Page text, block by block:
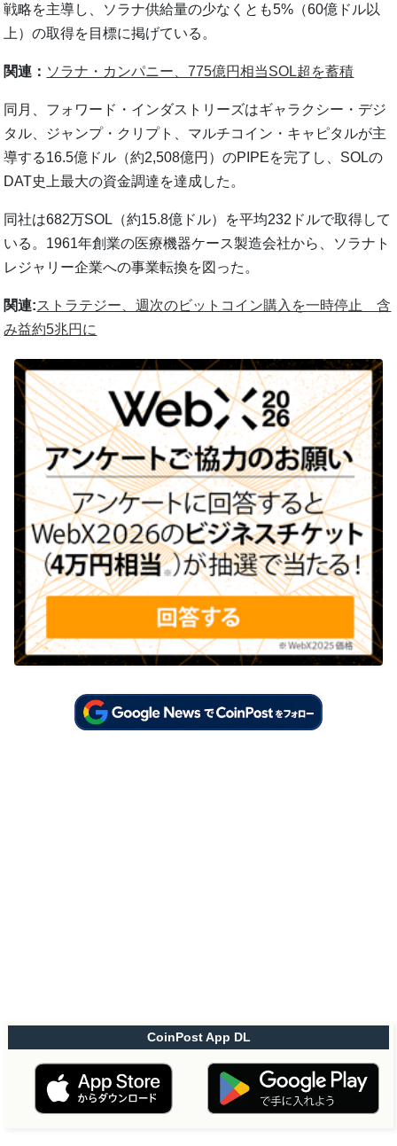
戦略を主導し、ソラナ供給量の少なくとも5%（60億ドル以
上）の取得を目標に掲げている。
関連： ソラナ・カンパニー、775億円相当SOL超を蓄積
同月、フォワード・インダストリーズはギャラクシー・デジ
タル、ジャンプ・クリプト、マルチコイン・キャピタルが主
導する16.5億ドル（約2,508億円）のPIPEを完了し、SOLの
DAT史上最大の資金調達を達成した。
同社は682万SOL（約15.8億ドル）を平均232ドルで取得して
いる。1961年創業の医療機器ケース製造会社から、ソラナト
レジャリー企業への事業転換を図った。
関連:ストラテジー、週次のビットコイン購入を一時停止 含
み益約5兆円に
CoinPost App DL